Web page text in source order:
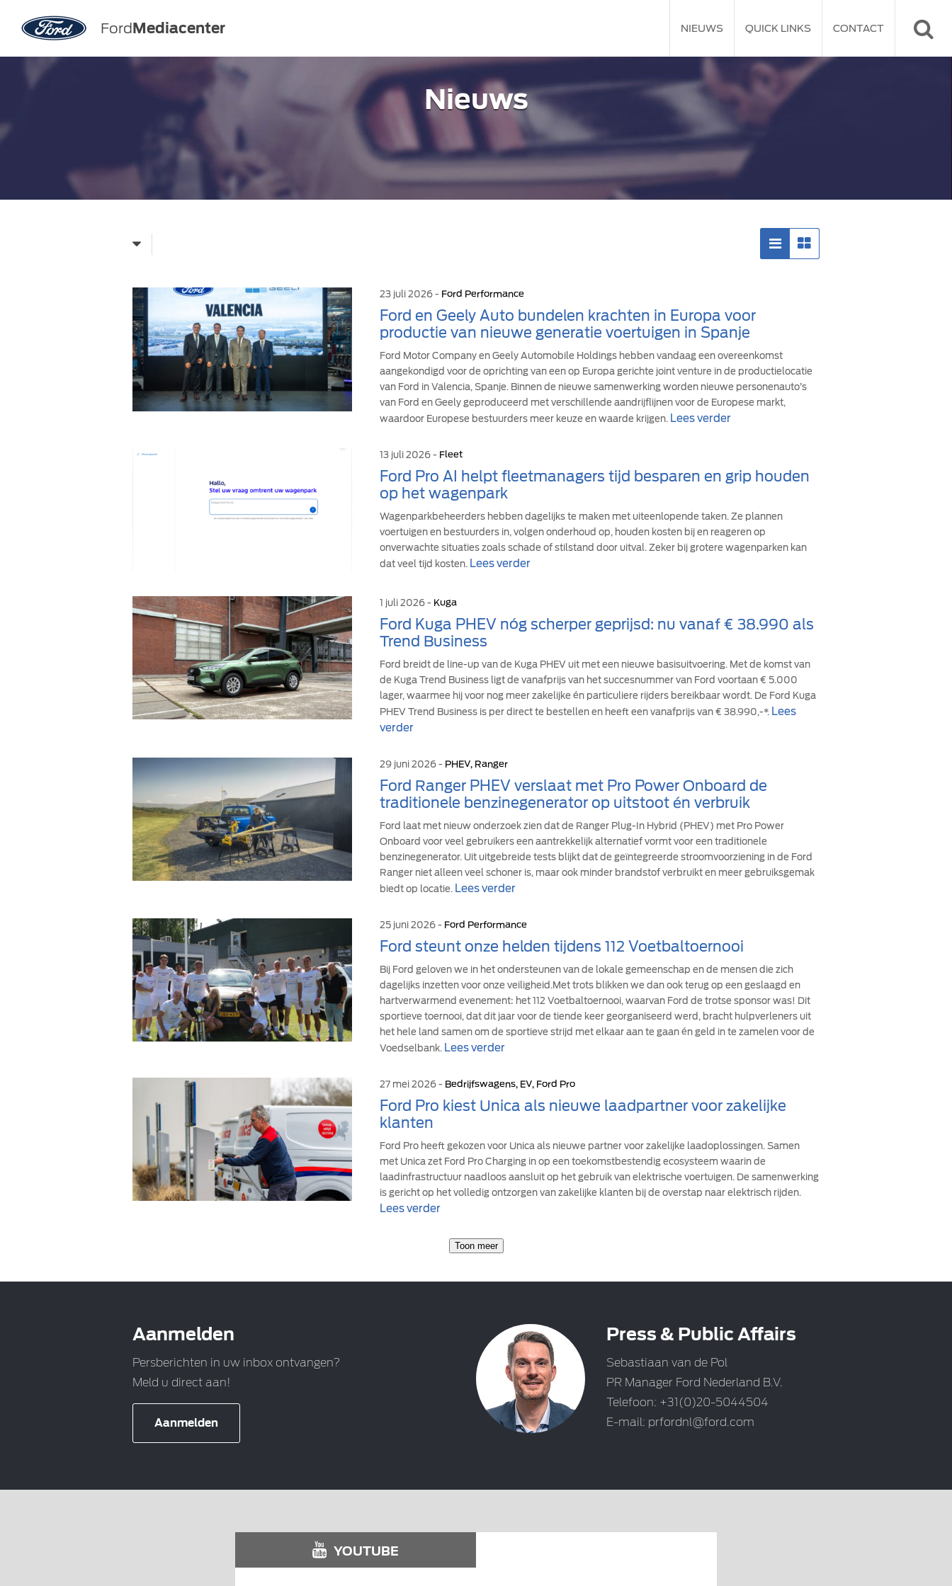
FordMediacenter NIEUWS QUICK LINKS CONTACT
Nieuws
23 juli 2026 - Ford Performance
Ford en Geely Auto bundelen krachten in Europa voor
productie van nieuwe generatie voertuigen in Spanje
Ford Motor Company en Geely Automobile Holdings hebben vandaag een overeenkomst
aangekondigd voor de oprichting van een op Europa gerichte joint venture in de productielocatie
van Ford in Valencia, Spanje. Binnen de nieuwe samenwerking worden nieuwe personenauto’s
van Ford en Geely geproduceerd met verschillende aandrijflijnen voor de Europese markt,
waardoor Europese bestuurders meer keuze en waarde krijgen. Lees verder
13 juli 2026 - Fleet
Ford Pro AI helpt fleetmanagers tijd besparen en grip houden
op het wagenpark
Wagenparkbeheerders hebben dagelijks te maken met uiteenlopende taken. Ze plannen
voertuigen en bestuurders in, volgen onderhoud op, houden kosten bij en reageren op
onverwachte situaties zoals schade of stilstand door uitval. Zeker bij grotere wagenparken kan
dat veel tijd kosten. Lees verder
1 juli 2026 - Kuga
Ford Kuga PHEV nóg scherper geprijsd: nu vanaf € 38.990 als
Trend Business
Ford breidt de line-up van de Kuga PHEV uit met een nieuwe basisuitvoering. Met de komst van
de Kuga Trend Business ligt de vanafprijs van het succesnummer van Ford voortaan € 5.000
lager, waarmee hij voor nog meer zakelijke én particuliere rijders bereikbaar wordt. De Ford Kuga
PHEV Trend Business is per direct te bestellen en heeft een vanafprijs van € 38.990,-*. Lees
verder
29 juni 2026 - PHEV, Ranger
Ford Ranger PHEV verslaat met Pro Power Onboard de
traditionele benzinegenerator op uitstoot én verbruik
Ford laat met nieuw onderzoek zien dat de Ranger Plug-In Hybrid (PHEV) met Pro Power
Onboard voor veel gebruikers een aantrekkelijk alternatief vormt voor een traditionele
benzinegenerator. Uit uitgebreide tests blijkt dat de geïntegreerde stroomvoorziening in de Ford
Ranger niet alleen veel schoner is, maar ook minder brandstof verbruikt en meer gebruiksgemak
biedt op locatie. Lees verder
25 juni 2026 - Ford Performance
Ford steunt onze helden tijdens 112 Voetbaltoernooi
Bij Ford geloven we in het ondersteunen van de lokale gemeenschap en de mensen die zich
dagelijks inzetten voor onze veiligheid.Met trots blikken we dan ook terug op een geslaagd en
hartverwarmend evenement: het 112 Voetbaltoernooi, waarvan Ford de trotse sponsor was! Dit
sportieve toernooi, dat dit jaar voor de tiende keer georganiseerd werd, bracht hulpverleners uit
het hele land samen om de sportieve strijd met elkaar aan te gaan én geld in te zamelen voor de
Voedselbank. Lees verder
27 mei 2026 - Bedrijfswagens, EV, Ford Pro
Ford Pro kiest Unica als nieuwe laadpartner voor zakelijke
klanten
Ford Pro heeft gekozen voor Unica als nieuwe partner voor zakelijke laadoplossingen. Samen
met Unica zet Ford Pro Charging in op een toekomstbestendig ecosysteem waarin de
laadinfrastructuur naadloos aansluit op het gebruik van elektrische voertuigen. De samenwerking
is gericht op het volledig ontzorgen van zakelijke klanten bij de overstap naar elektrisch rijden.
Lees verder
Toon meer
Aanmelden
Persberichten in uw inbox ontvangen?
Meld u direct aan!
Aanmelden
Press & Public Affairs
Sebastiaan van de Pol
PR Manager Ford Nederland B.V.
Telefoon: +31(0)20-5044504
E-mail: prfordnl@ford.com
YOUTUBE